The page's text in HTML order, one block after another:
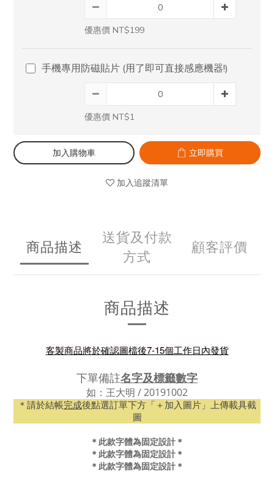
優惠價 NT$199
手機專用防磁貼片 (用了即可直接感應機器!)
優惠價 NT$1
加入購物車 立即購買
加入追蹤清單
商品描述
送貨及付款
方式
顧客評價
商品描述
客製商品將於確認圖檔後7-15個工作日內發貨
下單備註名字及標籤數字
如： 王大明 / 20191002
＊請於結帳完成後點選訂單下方「＋加入圖片」上傳載具截
圖
＊此款字體為固定設計＊
＊此款字體為固定設計＊
＊此款字體為固定設計＊